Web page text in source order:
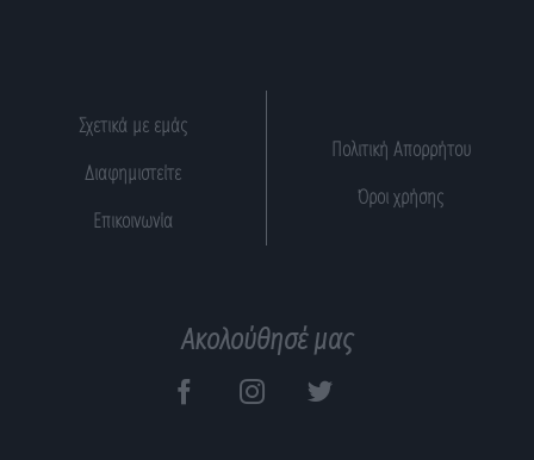
Σχετικά με εμάς
Διαφημιστείτε
Επικοινωνία
Πολιτική Απορρήτου
Όροι χρήσης
Ακολούθησέ μας